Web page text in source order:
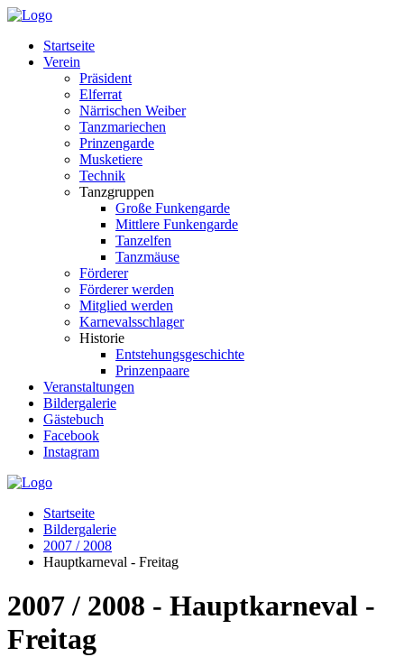
Startseite
Verein
Präsident
Elferrat
Närrischen Weiber
Tanzmariechen
Prinzengarde
Musketiere
Technik
Tanzgruppen
Große Funkengarde
Mittlere Funkengarde
Tanzelfen
Tanzmäuse
Förderer
Förderer werden
Mitglied werden
Karnevalsschlager
Historie
Entstehungsgeschichte
Prinzenpaare
Veranstaltungen
Bildergalerie
Gästebuch
Facebook
Instagram
Startseite
Bildergalerie
2007 / 2008
Hauptkarneval - Freitag
2007 / 2008 - Hauptkarneval -
Freitag